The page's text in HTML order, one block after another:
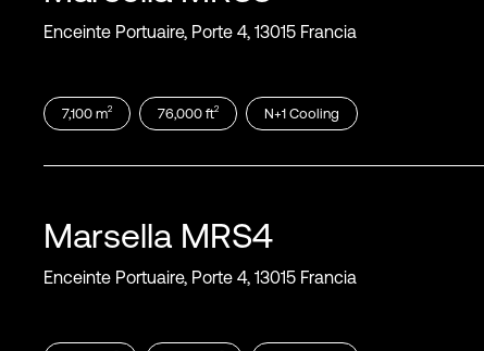
Enceinte Portuaire, Porte 4, 13015 Francia
7,100 m2 76,000 ft2 N+1 Cooling
Marsella MRS4
Enceinte Portuaire, Porte 4, 13015 Francia